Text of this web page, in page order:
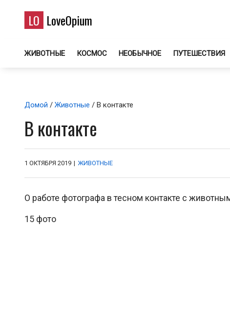
LO LoveOpium
ЖИВОТНЫЕ КОСМОС НЕОБЫЧНОЕ ПУТЕШЕСТВИЯ
Домой / Животные / В контакте
В контакте
1 ОКТЯБРЯ 2019 | ЖИВОТНЫЕ
О работе фотографа в тесном контакте с
15 фото